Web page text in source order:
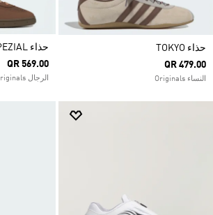
حذاء TOKYO
QR 479.00
النساء Originals
حذاء HANDBALL SPEZIAL
QR 569.00
الرجال Originals